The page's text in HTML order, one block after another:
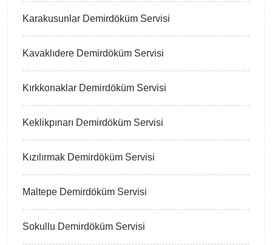
Karakusunlar Demirdöküm Servisi
Kavaklıdere Demirdöküm Servisi
Kırkkonaklar Demirdöküm Servisi
Keklikpınarı Demirdöküm Servisi
Kızılırmak Demirdöküm Servisi
Maltepe Demirdöküm Servisi
Sokullu Demirdöküm Servisi